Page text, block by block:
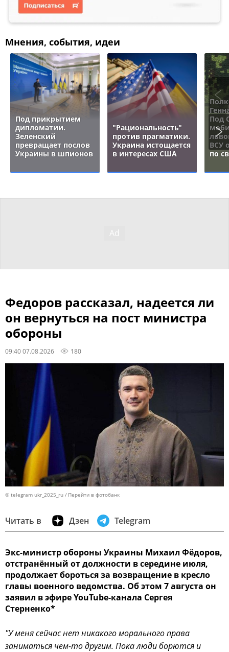
Мнения, события, идеи
Под прикрытием
дипломатии.
Зеленский
превращает послов
Украины в шпионов
"Рациональность"
против прагматики.
Украина истощается
в интересах США
Под
ВСУ
по
Федоров рассказал, надеется ли
он вернуться на пост министра
обороны
09:40 07.08.2026 180
© telegram ukr_2025_ru Перейти в фотобанк
Читать в Дзен Telegram
Экс-министр обороны Украины Михаил Фёдоров,
отстранённый от должности в середине июля,
продолжает бороться за возвращение в кресло
главы военного ведомства. Об этом 7 августа он
заявил в эфире YouTube-канала Сергея
Стерненко*
"У меня сейчас нет никакого морального права
заниматься чем-то другим. Пока люди борются и